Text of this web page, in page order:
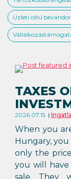
Üzleti célú
TAXES
2026.07.15.
When you
Hungary,
only the
you will
sale. They